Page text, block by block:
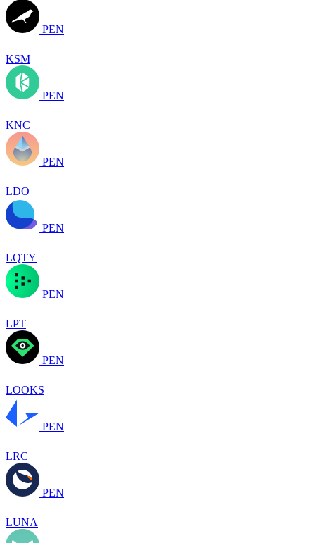
PEN
KSM
PEN
KNC
PEN
LDO
PEN
LQTY
PEN
LPT
PEN
LOOKS
PEN
LRC
PEN
LUNA